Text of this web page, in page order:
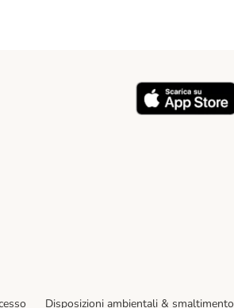
Disposizioni ambientali & smaltimento